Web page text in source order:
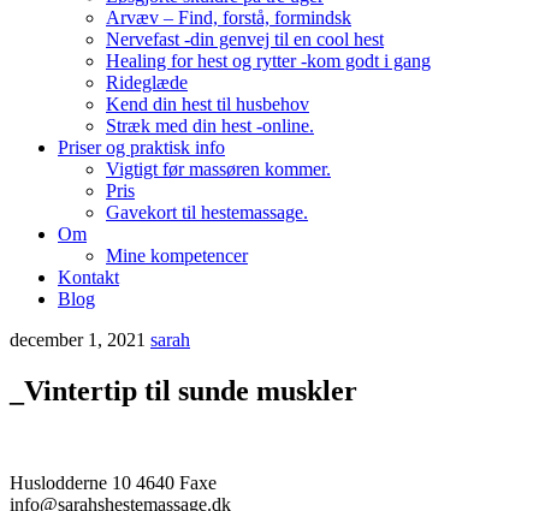
Arvæv – Find, forstå, formindsk
Nervefast -din genvej til en cool hest
Healing for hest og rytter -kom godt i gang
Rideglæde
Kend din hest til husbehov
Stræk med din hest -online.
Priser og praktisk info
Vigtigt før massøren kommer.
Pris
Gavekort til hestemassage.
Om
Mine kompetencer
Kontakt
Blog
december 1, 2021 sarah
_Vintertip til sunde muskler
Huslodderne 10 4640 Faxe
info@sarahshestemassage.dk